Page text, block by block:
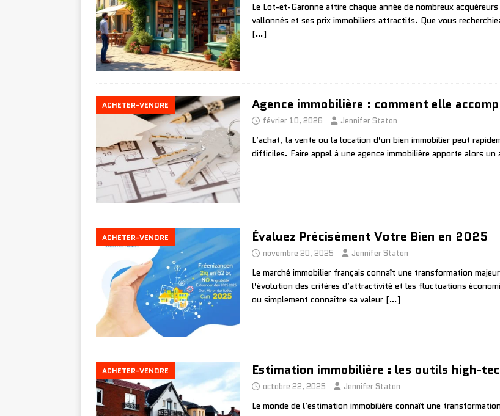
Le Lot-et-Garonne attire chaque année de nombreux
vallonnés et ses prix immobiliers attractifs. Que vous
[…]
ACHETER-VENDRE Agence immobilière : comment elle
février 10, 2026 Jennifer Staton
L’achat, la vente ou la location d’un bien immobilier peut
difficiles. Faire appel à une agence immobilière apporte alors
ACHETER-VENDRE Évaluez Précisément Votre Bien en 2025
novembre 20, 2025 Jennifer Staton
Le marché immobilier français connaît une transformation
l’évolution des critères d’attractivité et les fluctuations
ou simplement connaître sa valeur […]
ACHETER-VENDRE Estimation immobilière : les outils high-
octobre 22, 2025 Jennifer Staton
Le monde de l’estimation immobilière connaît une